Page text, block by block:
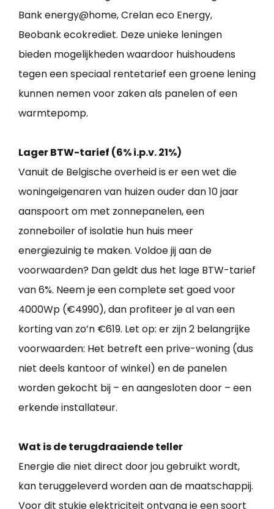
Bank energy@home, Crelan eco Energy,
Beobank ecokrediet. Deze unieke leningen
bieden mogelijkheden waardoor huishoudens
tegen een speciaal rentetarief een groene lening
kunnen nemen voor zaken als panelen of een
warmtepomp.
Lager BTW-tarief (6% i.p.v. 21%)
Vanuit de Belgische overheid is er een wet die
woningeigenaren van huizen ouder dan 10 jaar
aanspoort om met zonnepanelen, een
zonneboiler of isolatie hun huis meer
energiezuinig te maken. Voldoe jij aan de
voorwaarden? Dan geldt dus het lage BTW-tarief
van 6%. Neem je een complete set goed voor
4000Wp (€4990), dan profiteer je al van een
korting van zo’n €619. Let op: er zijn 2 belangrijke
voorwaarden: Het betreft een prive-woning (dus
niet deels kantoor of winkel) en de panelen
worden gekocht bij – en aangesloten door – een
erkende installateur.
Wat is de terugdraaiende teller
Energie die niet direct door jou gebruikt wordt,
kan teruggeleverd worden aan de maatschappij.
Voor dit stukje elektriciteit ontvang je een soort